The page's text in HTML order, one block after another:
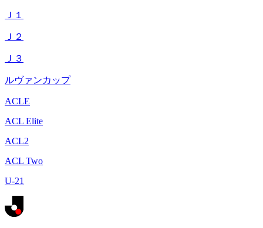
Ｊ１
Ｊ２
Ｊ３
ルヴァンカップ
ACLE
ACL Elite
ACL2
ACL Two
U-21